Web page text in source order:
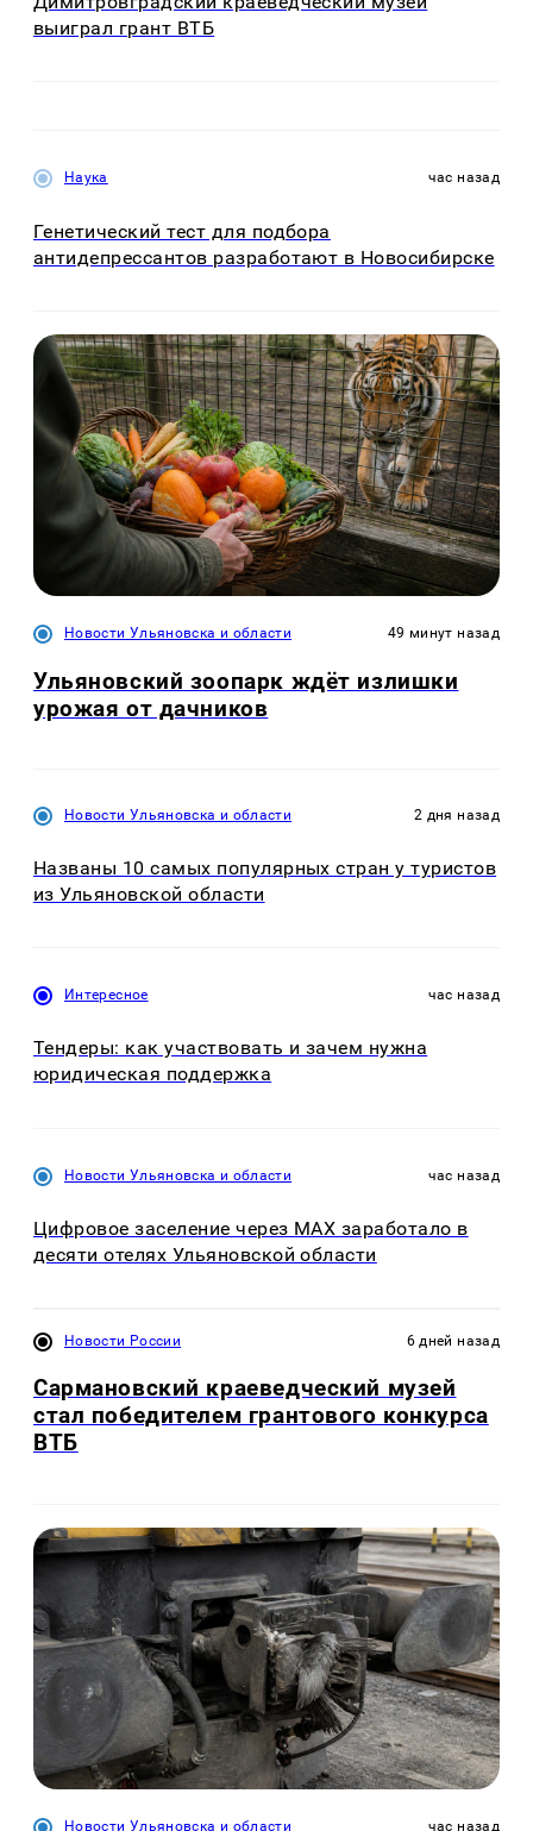
выиграл грант ВТБ
Наука час назад
Генетический тест для подбора
антидепрессантов разработают в Новосибирске
Новости Ульяновска и области 49 минут назад
Ульяновский зоопарк ждёт излишки
урожая от дачников
Новости Ульяновска и области 2 дня назад
Названы 10 самых популярных стран у туристов
из Ульяновской области
Интересное час назад
Тендеры: как участвовать и зачем нужна
юридическая поддержка
Новости Ульяновска и области час назад
Цифровое заселение через MAX заработало в
десяти отелях Ульяновской области
Новости России 6 дней назад
Сармановский краеведческий музей
стал победителем грантового конкурса
ВТБ
Новости Ульяновска и области час назад